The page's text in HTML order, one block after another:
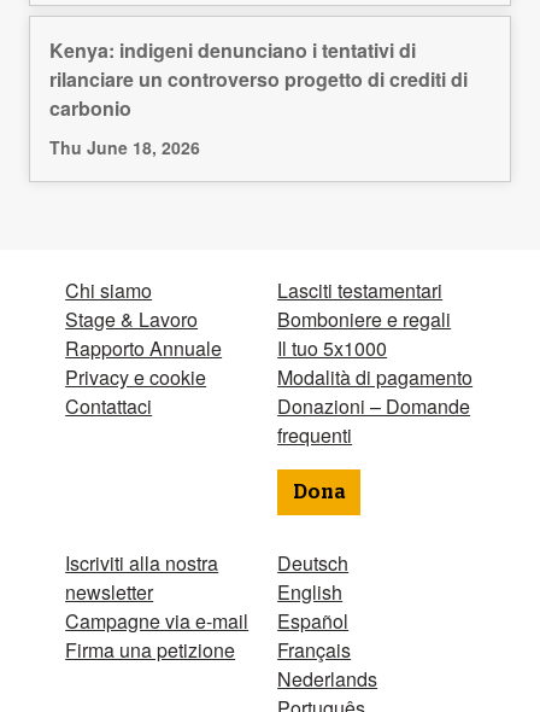
Kenya: indigeni denunciano i tentativi di
rilanciare un controverso progetto di crediti di
carbonio
Thu June 18, 2026
Chi siamo
Stage & Lavoro
Rapporto Annuale
Privacy e cookie
Contattaci
Iscriviti alla nostra
newsletter
Campagne via e-mail
Firma una petizione
Lasciti testamentari
Bomboniere e regali
Il tuo 5x1000
Modalità di pagamento
Donazioni – Domande
frequenti
Dona
Deutsch
English
Español
Français
Nederlands